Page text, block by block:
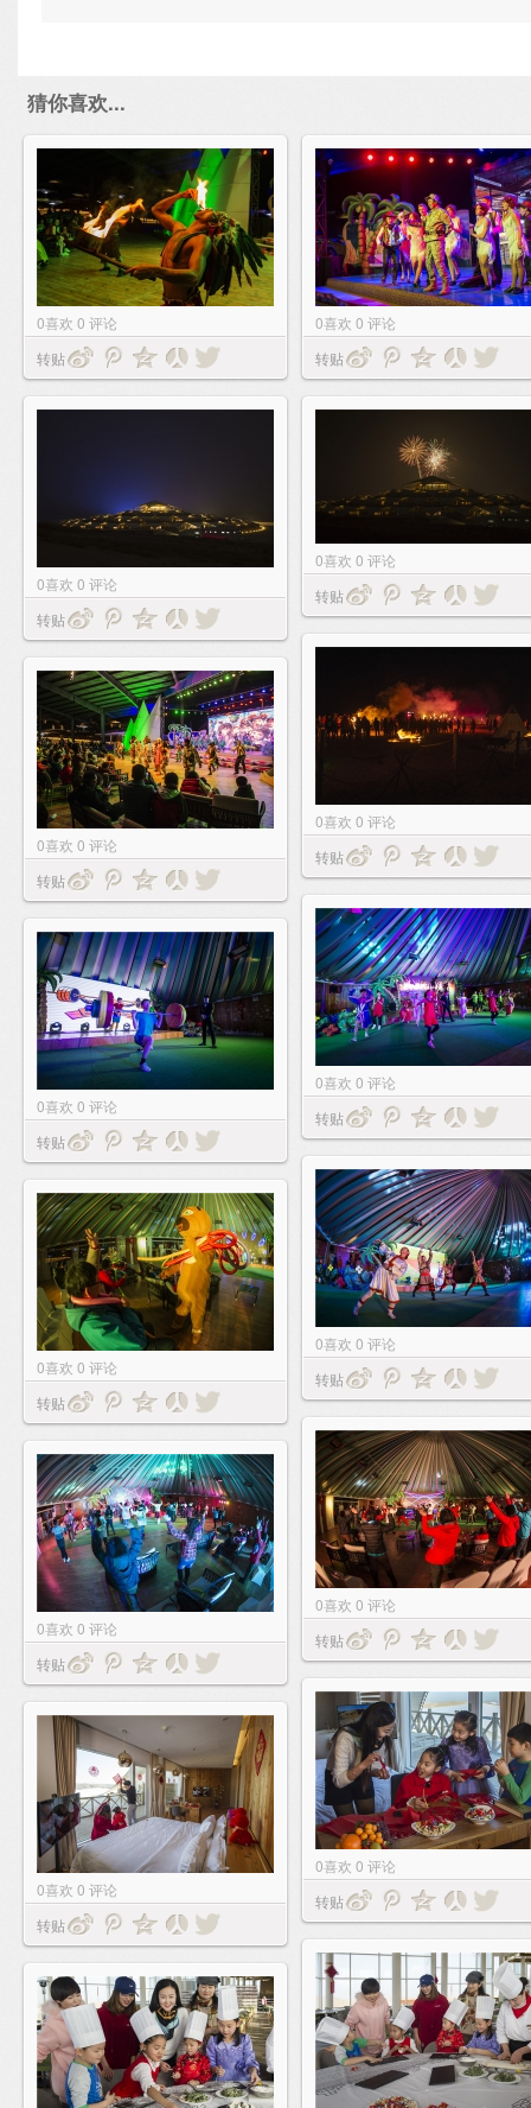
猜你喜欢...
0喜欢 0 评论
转贴
0喜欢 0 评论
转贴
0喜欢 0 评论
转贴
0喜欢 0 评论
转贴
0喜欢 0 评论
转贴
0喜欢 0 评论
转贴
0喜欢 0 评论
转贴
0喜欢 0 评论
转贴
0喜欢 0 评论
转贴
0喜欢 0 评论
转贴
0喜欢 0 评论
转贴
0喜欢 0 评论
转贴
0喜欢 0 评论
转贴
0喜欢 0 评论
转贴